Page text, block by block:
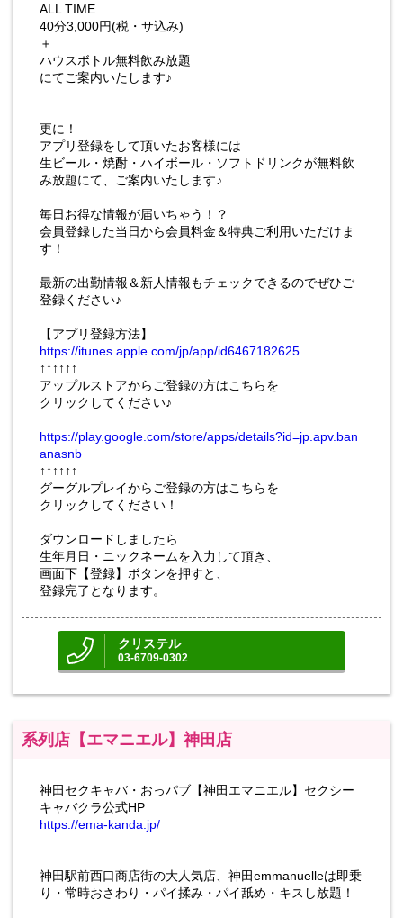
ALL TIME
40分3,000円(税・サ込み)
＋
ハウスボトル無料飲み放題
にてご案内いたします♪
更に！
アプリ登録をして頂いたお客様には
生ビール・焼酎・ハイボール・ソフトドリンクが無料飲
み放題にて、ご案内いたします♪
毎日お得な情報が届いちゃう！？
会員登録した当日から会員料金＆特典ご利用いただけま
す！
最新の出勤情報＆新人情報もチェックできるのでぜひご
登録ください♪
【アプリ登録方法】
https://itunes.apple.com/jp/app/id6467182625
↑↑↑↑↑↑
アップルストアからご登録の方はこちらを
クリックしてください♪
https://play.google.com/store/apps/details?id=jp.apv.ban
anasnb
↑↑↑↑↑↑
グーグルプレイからご登録の方はこちらを
クリックしてください！
ダウンロードしましたら
生年月日・ニックネームを入力して頂き、
画面下【登録】ボタンを押すと、
登録完了となります。
クリステル
03-6709-0302
系列店【エマニエル】神田店
神田セクキャバ・おっパブ【神田エマニエル】セクシー
キャバクラ公式HP
https://ema-kanda.jp/
神田駅前西口商店街の大人気店、神田emmanuelleは即乗
り・常時おさわり・パイ揉み・パイ舐め・キスし放題！